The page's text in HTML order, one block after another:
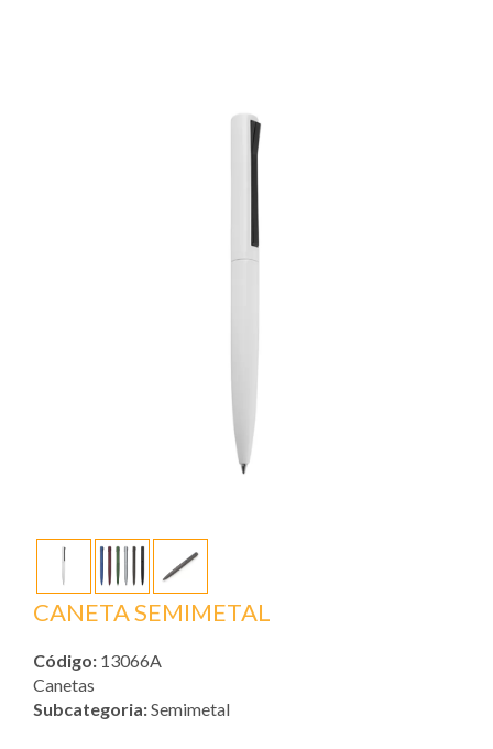
CANETA SEMIMETAL
Código: 13066A
Canetas
Subcategoria:Semimetal